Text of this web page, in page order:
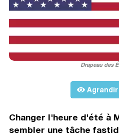
Drapeau des
Changer l'heure d'été à
sembler une tâche